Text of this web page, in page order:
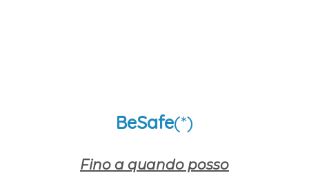
BeSafe(*)
Fino a quando posso